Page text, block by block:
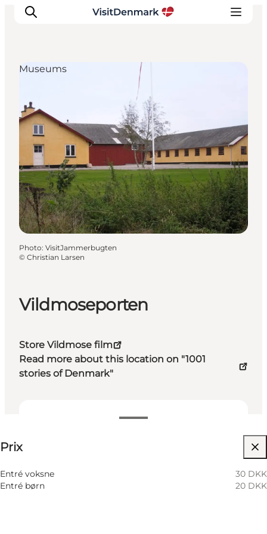
Inspirations
Destinations
Quoi faire
Hébergements
Planifiez votre voyage
Vildmoseporten
Store Vildmose film
Read more about this location on "1001
stories of Denmark"
Prix
Entré voksne
30 DKK
Entré børn
20 DKK
Museums
Photo: VisitJammerbugten
© Christian Larsen